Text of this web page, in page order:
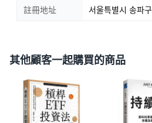
註冊地址 서울특별시 송파
其他顧客一起購買的商品